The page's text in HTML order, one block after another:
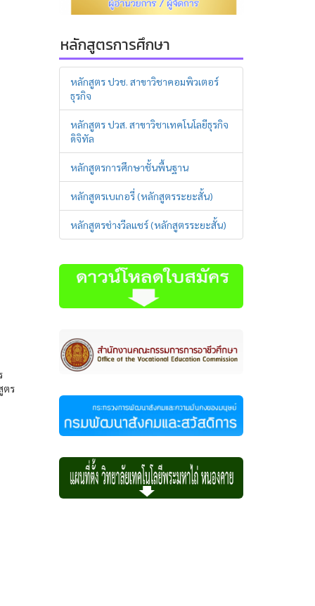
ตร
หลักสูตรการศึกษา
หลักสูตร ปวช. สาขาวิชาคอมพิวเตอร์
ธุรกิจ
หลักสูตร ปวส. สาขาวิชาเทคโนโลยีธุรกิจ
ดิจิทัล
หลักสูตรการศึกษาชั้นพื้นฐาน
หลักสูตรเบเกอรี่ (หลักสูตรระยะสั้น)
หลักสูตรช่างวีลแชร์ (หลักสูตรระยะสั้น)